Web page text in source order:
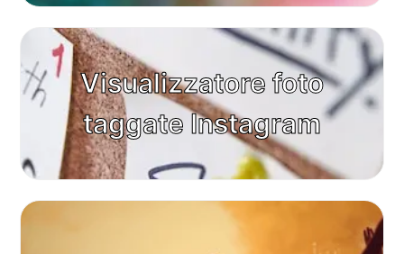
Visualizzatore foto
taggate Instagram